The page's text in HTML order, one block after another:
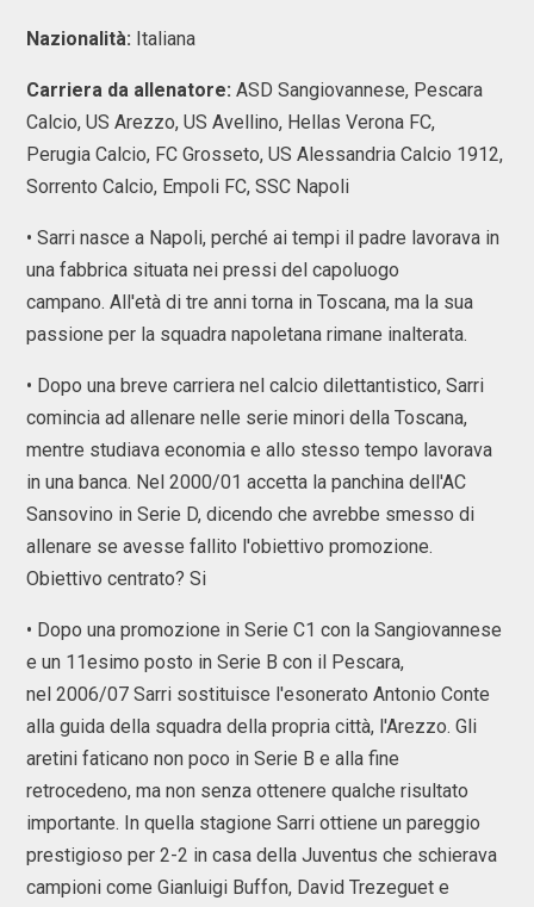
Nazionalità: Italiana
Carriera da allenatore: ASD Sangiovannese, Pescara
Calcio, US Arezzo, US Avellino, Hellas Verona FC,
Perugia Calcio, FC Grosseto, US Alessandria Calcio 1912,
Sorrento Calcio, Empoli FC, SSC Napoli
• Sarri nasce a Napoli, perché ai tempi il padre lavorava in
una fabbrica situata nei pressi del capoluogo
campano. All'età di tre anni torna in Toscana, ma la sua
passione per la squadra napoletana rimane inalterata.
• Dopo una breve carriera nel calcio dilettantistico, Sarri
comincia ad allenare nelle serie minori della Toscana,
mentre studiava economia e allo stesso tempo lavorava
in una banca. Nel 2000/01 accetta la panchina dell'AC
Sansovino in Serie D, dicendo che avrebbe smesso di
allenare se avesse fallito l'obiettivo promozione.
Obiettivo centrato? Si
• Dopo una promozione in Serie C1 con la Sangiovannese
e un 11esimo posto in Serie B con il Pescara,
nel 2006/07 Sarri sostituisce l'esonerato Antonio Conte
alla guida della squadra della propria città, l'Arezzo. Gli
aretini faticano non poco in Serie B e alla fine
retrocedeno, ma non senza ottenere qualche risultato
importante. In quella stagione Sarri ottiene un pareggio
prestigioso per 2-2 in casa della Juventus che schierava
campioni come Gianluigi Buffon, David Trezeguet e